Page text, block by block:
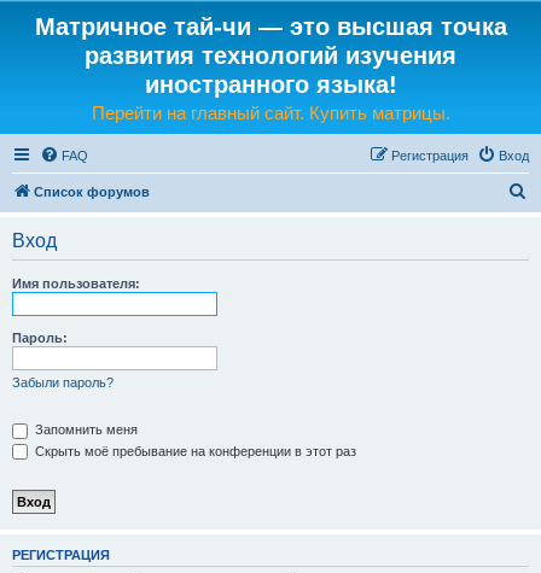
Матричное тай-чи — это высшая точка
развития технологий изучения
иностранного языка!
Перейти на главный сайт. Купить матрицы.
FAQ Вход
Регистрация
Список форумов
Вход
Имя пользователя:
Пароль:
Забыли пароль?
Запомнить меня
Скрыть моё пребывание на конференции в этот раз
РЕГИСТРАЦИЯ